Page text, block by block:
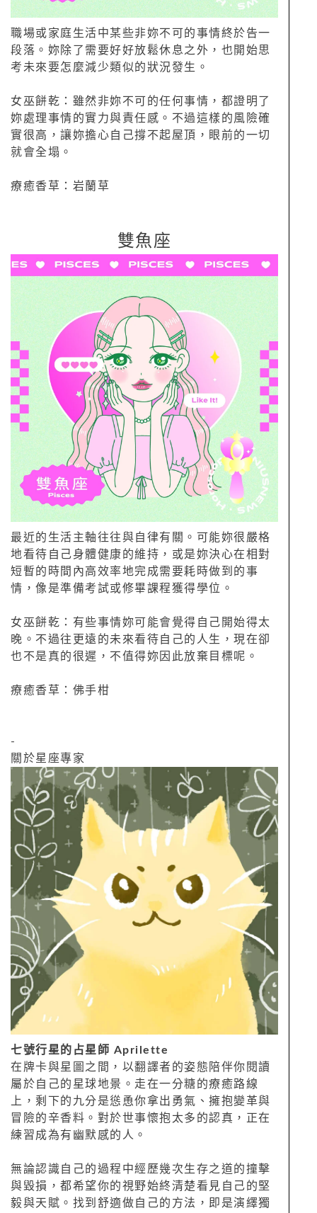
職場或家庭生活中某些非妳不可的事情終於告一
段落。妳除了需要好好放鬆休息之外，也開始思
考未來要怎麼減少類似的狀況發生。
女巫餅乾：雖然非妳不可的任何事情，都證明了
妳處理事情的實力與責任感。不過這樣的風險確
實很高，讓妳擔心自己撐不起屋頂，眼前的一切
就會全塌。
療癒香草：岩蘭草
雙魚座
最近的生活主軸往往與自律有關。可能妳很嚴格
地看待自己身體健康的維持，或是妳決心在相對
短暫的時間內高效率地完成需要耗時做到的事
情，像是準備考試或修畢課程獲得學位。
女巫餅乾：有些事情妳可能會覺得自己開始得太
晚。不過往更遠的未來看待自己的人生，現在卻
也不是真的很遲，不值得妳因此放棄目標呢。
療癒香草：佛手柑
-
關於星座專家
七號行星的占星師 Aprilette
在牌卡與星圖之間，以翻譯者的姿態陪伴你閱讀
屬於自己的星球地景。走在一分糖的療癒路線
上，剩下的九分是慫恿你拿出勇氣、擁抱變革與
冒險的辛香料。對於世事懷抱太多的認真，正在
練習成為有幽默感的人。
無論認識自己的過程中經歷幾次生存之道的撞擊
與毀損，都希望你的視野始終清楚看見自己的堅
毅與天賦。找到舒適做自己的方法，即是演繹獨